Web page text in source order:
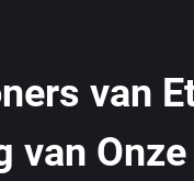
van
van